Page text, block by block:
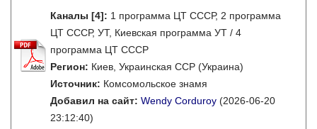
Каналы [4]: 1 программа ЦТ СССР, 2 программа
ЦТ СССР, УТ, Киевская программа УТ / 4
программа ЦТ СССР
Регион: Киев, Украинская ССР (Украина)
Источник: Комсомольское знамя
Добавил на сайт: Wendy Corduroy (2026-06-20
23:12:40)